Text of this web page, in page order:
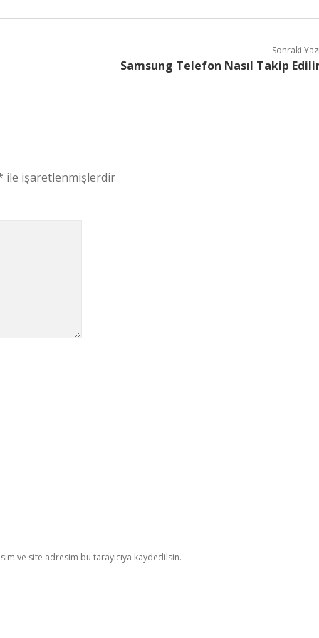
Sonraki
Samsung Telefon Nasıl Takip
ile işaretlenmişlerdir
ve site adresim bu tarayıcıya kaydedilsin.